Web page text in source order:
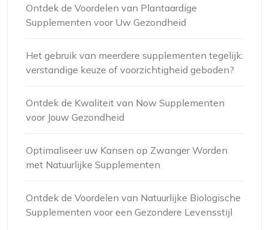
Ontdek de Voordelen van Plantaardige
Supplementen voor Uw Gezondheid
Het gebruik van meerdere supplementen tegelijk:
verstandige keuze of voorzichtigheid geboden?
Ontdek de Kwaliteit van Now Supplementen
voor Jouw Gezondheid
Optimaliseer uw Kansen op Zwanger Worden
met Natuurlijke Supplementen
Ontdek de Voordelen van Natuurlijke Biologische
Supplementen voor een Gezondere Levensstijl